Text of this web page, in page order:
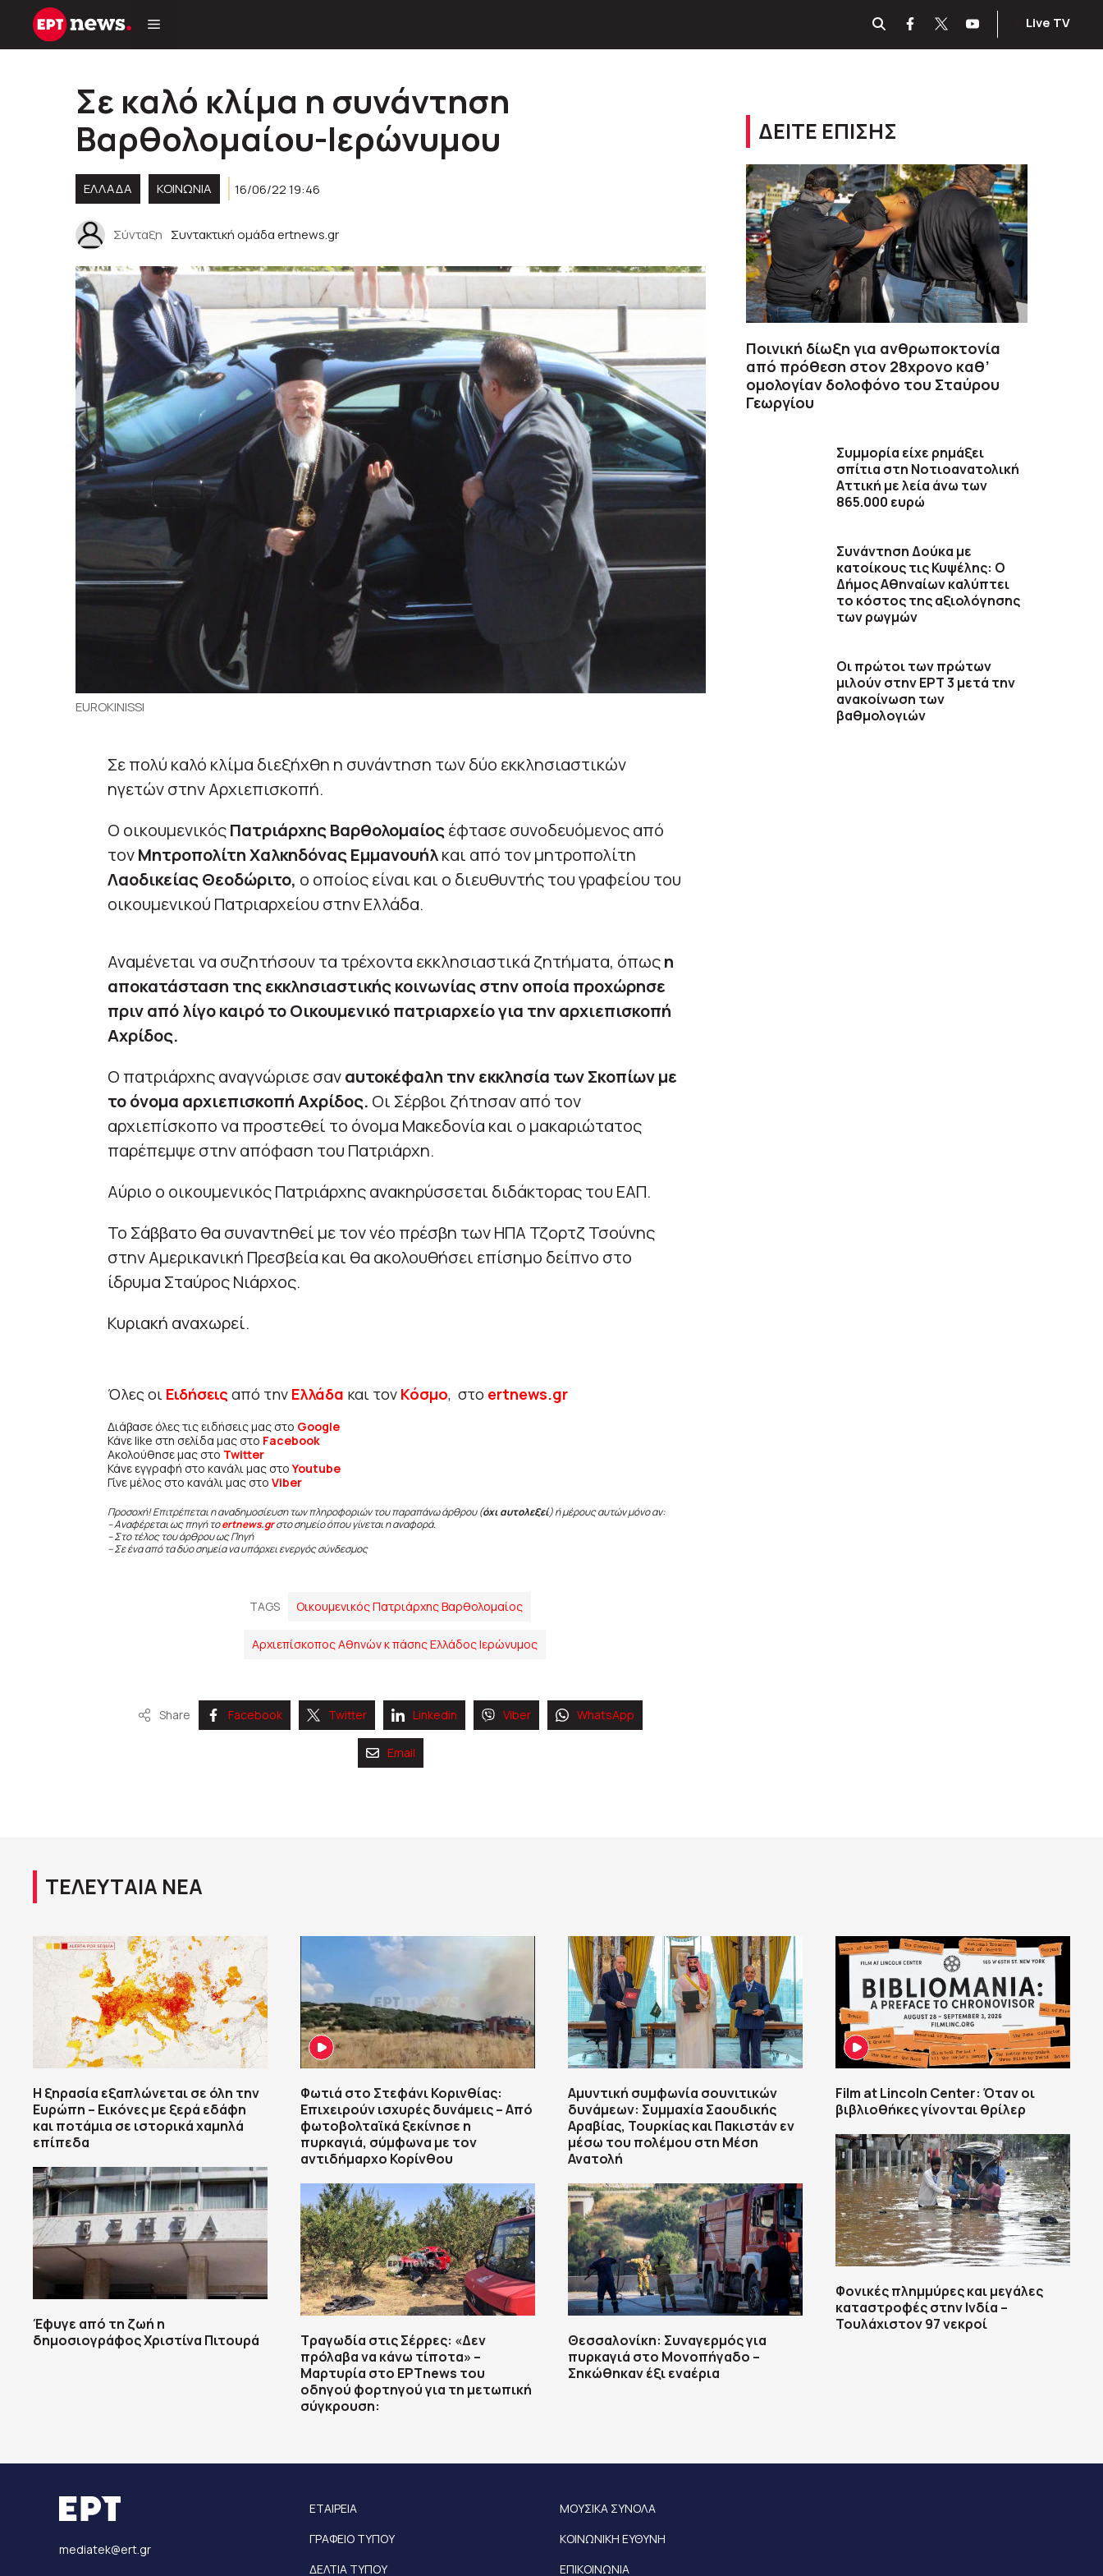
Μετάβαση
Live TV
Σε καλό κλίμα η συνάντηση
Βαρθολομαίου-Ιερώνυμου
ΕΛΛΑΔΑ ΚΟΙΝΩΝΊΑ 16/06/22 19:46
Σύνταξη Συντακτική ομάδα ertnews.gr
EUROKINISSI
Σε πολύ καλό κλίμα διεξήχθη η συνάντηση των δύο εκκλησιαστικών
ηγετών στην Αρχιεπισκοπή.
Ο οικουμενικόςΠατριάρχης Βαρθολομαίοςέφτασε συνοδευόμενος από
τονΜητροπολίτη Χαλκηδόνας Εμμανουήλκαι από τον μητροπολίτη
Λαοδικείας Θεοδώριτο, ο οποίος είναι και ο διευθυντής του γραφείου του
οικουμενικού Πατριαρχείου στην Ελλάδα.
Αναμένεται να συζητήσουν τα τρέχοντα εκκλησιαστικά ζητήματα, όπωςη
αποκατάσταση της εκκλησιαστικής κοινωνίας στην οποία προχώρησε
πριν από λίγο καιρό το Οικουμενικό πατριαρχείο για την αρχιεπισκοπή
Αχρίδος.
Ο πατριάρχης αναγνώρισε σαναυτοκέφαλη την εκκλησία των Σκοπίων με
το όνομα αρχιεπισκοπή Αχρίδος. Οι Σέρβοι ζήτησαν από τον
αρχιεπίσκοπο να προστεθεί το όνομα Μακεδονία και ο μακαριώτατος
παρέπεμψε στην απόφαση του Πατριάρχη.
Αύριο ο οικουμενικός Πατριάρχης ανακηρύσσεται διδάκτορας του ΕΑΠ.
Το Σάββατο θα συναντηθεί με τον νέο πρέσβη των ΗΠΑ Τζορτζ Τσούνης
στην Αμερικανική Πρεσβεία και θα ακολουθήσει επίσημο δείπνο στο
ίδρυμα Σταύρος Νιάρχος.
Κυριακή αναχωρεί.
Όλες οι Ειδήσεις από την Ελλάδα και τον Κόσμο, στο ertnews.gr
Διάβασε όλες τις ειδήσεις μας στο Google
Κάνε like στη σελίδα μας στο Facebook
Ακολούθησε μας στο Twitter
Κάνε εγγραφή στο κανάλι μας στοYoutube
Γίνε μέλος στο κανάλι μας στο Viber
Προσοχή! Επιτρέπεται η αναδημοσίευση των πληροφοριών του παραπάνω άρθρου (όχι αυτολεξεί) ή μέρους αυτών μόνο αν:
– Αναφέρεται ως πηγή τοertnews.gr στο σημείο όπου γίνεται η αναφορά.
– Στο τέλος του άρθρου ως Πηγή
– Σε ένα από τα δύο σημεία να υπάρχει ενεργός σύνδεσμος
TAGS Oικουμενικός Πατριάρχης Βαρθολομαίος
Αρχιεπίσκοπος Αθηνών κ πάσης Ελλάδος Ιερώνυμος
Share Facebook Twitter Linkedin Viber WhatsApp
Email
ΔΕΙΤΕ ΕΠΙΣΗΣ
Ποινική δίωξη για ανθρωποκτονία
από πρόθεση στον 28χρονο καθ’
ομολογίαν δολοφόνο του Σταύρου
Γεωργίου
Συμμορία είχε ρημάξει
σπίτια στη Νοτιοανατολική
Αττική με λεία άνω των
865.000 ευρώ
Συνάντηση Δούκα με
κατοίκους τις Κυψέλης: Ο
Δήμος Αθηναίων καλύπτει
το κόστος της αξιολόγησης
των ρωγμών
Οι πρώτοι των πρώτων
μιλούν στην ΕΡΤ 3 μετά την
ανακοίνωση των
βαθμολογιών
ΤΕΛΕΥΤΑΙΑ ΝΕΑ
Η ξηρασία εξαπλώνεται σε όλη την
Ευρώπη – Εικόνες με ξερά εδάφη
και ποτάμια σε ιστορικά χαμηλά
επίπεδα
Έφυγε από τη ζωή η
δημοσιογράφος Χριστίνα Πιτουρά
Φωτιά στο Στεφάνι Κορινθίας:
Επιχειρούν ισχυρές δυνάμεις – Από
φωτοβολταϊκά ξεκίνησε η
πυρκαγιά, σύμφωνα με τον
αντιδήμαρχο Κορίνθου
Τραγωδία στις Σέρρες: «Δεν
πρόλαβα να κάνω τίποτα» –
Μαρτυρία στο ΕΡΤnews του
οδηγού φορτηγού για τη μετωπική
σύγκρουση:
Αμυντική συμφωνία σουνιτικών
δυνάμεων: Συμμαχία Σαουδικής
Αραβίας, Τουρκίας και Πακιστάν εν
μέσω του πολέμου στη Μέση
Ανατολή
Θεσσαλονίκη: Συναγερμός για
πυρκαγιά στο Μονοπήγαδο –
Σηκώθηκαν έξι εναέρια
Film at Lincoln Center: Όταν οι
βιβλιοθήκες γίνονται θρίλερ
Φονικές πλημμύρες και μεγάλες
καταστροφές στην Ινδία –
Τουλάχιστον 97 νεκροί
mediatek@ert.gr
ΕΤΑΙΡΕΙΑ
ΓΡΑΦΕΙΟ ΤΥΠΟΥ
ΔΕΛΤΙΑ ΤΥΠΟΥ
ΜΟΥΣΙΚΑ ΣΥΝΟΛΑ
ΚΟΙΝΩΝΙΚΗ ΕΥΘΥΝΗ
ΕΠΙΚΟΙΝΩΝΙΑ